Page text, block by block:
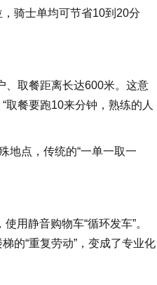
骑士单均可节省10到20分
、取餐距离长达600米。这意
餐要跑10来分钟，熟练的人
地点，传统的“一单一取一
用静音购物车“循环发车”。
的“重复劳动”，变成了专业化